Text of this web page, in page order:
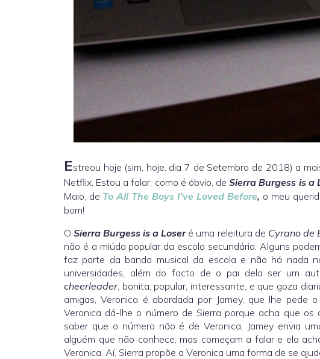
Estreou hoje (sim, hoje, dia 7 de Setembro de 2018) a
Netflix. Estou a falar, como é óbvio, de Sierra Burgess is a
Maio, de To All The Boys I’ve Loved Before, o meu
bom!
O Sierra Burgess is a Loseré uma releitura de Cyrano de
não é a miúda popular da escola secundária. Alguns
faz parte da banda musical da escola e não há nada
universidades, além do facto de o pai dela ser um
cheerleader, bonita, popular, interessante, e que goza
amigas, Veronica é abordada por Jamey, que lhe pede
Veronica dá-lhe o número de Sierra porque acha que
saber que o número não é de Veronica, Jamey envia
alguém que não conhece, mas começam a falar e ela
Veronica. Aí, Sierra propõe a Veronica uma forma de se